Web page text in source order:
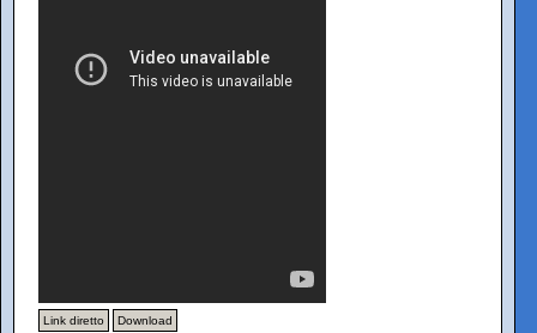
Link diretto Download